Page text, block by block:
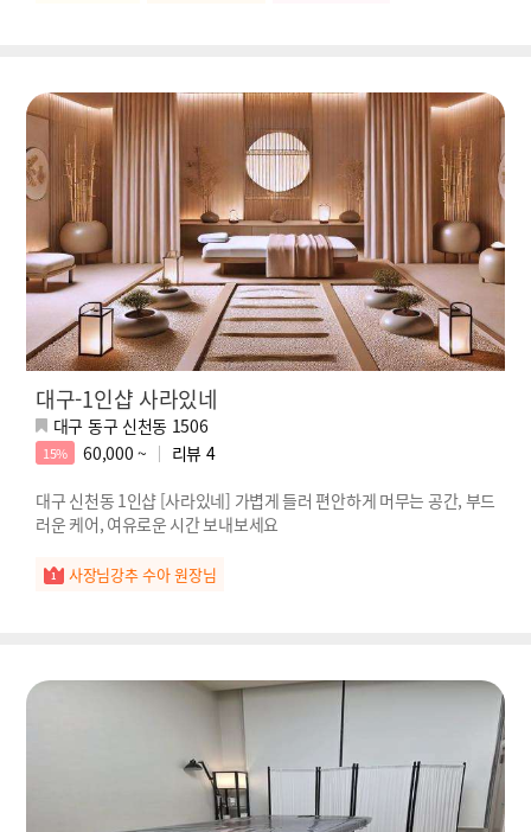
대구-1인샵 사라있네
대구 동구 신천동 1506
15% 60,000 ~ 리뷰 4
대구 신천동 1인샵 [사라있네] 가볍게 들러 편안하게 머무는 공간, 부드
러운 케어, 여유로운 시간 보내보세요
사장님강추 수아 원장님